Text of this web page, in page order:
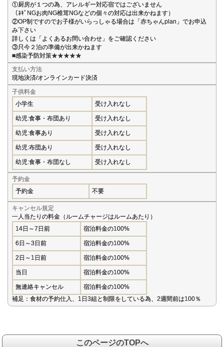
①厨房が１つの為、アレルギー対応宿ではございません
（ﾈｷﾞNGお肉NG椎茸NGなどの個々の対応は出来かねます）
②OP制ですのでお子様がいらっしゃる場合は「赤ちゃんplan」でお申込
み下さい
詳しくは「よくあるお問い合わせ」をご確認ください
③只今２泊の準備が出来かねます
■感染予防対策★★★★★
支払い方法
現地決済/オンラインカード決済
子供料金
小学生
受け入れなし
幼児:食事・布団あり 受け入れなし
幼児:食事あり 受け入れなし
幼児:布団あり 受け入れなし
幼児:食事・布団なし 受け入れなし
予約金
予約金
不要
キャンセル規定
一人当たりの料金（ルームチャージはルームあたり）
14日～7日前
宿泊料金の100%
6日～3日前 宿泊料金の100%
2日～1日前 宿泊料金の100%
当日 宿泊料金の100%
無連絡キャンセル
宿泊料金の100%
補足：食材の予約仕入、1日3組と制限をしている為、2週間前は100％
このページのTOPへ